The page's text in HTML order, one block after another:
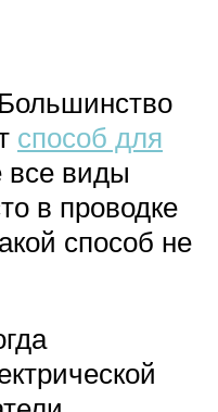
способ для
все виды
в проводке
способ не